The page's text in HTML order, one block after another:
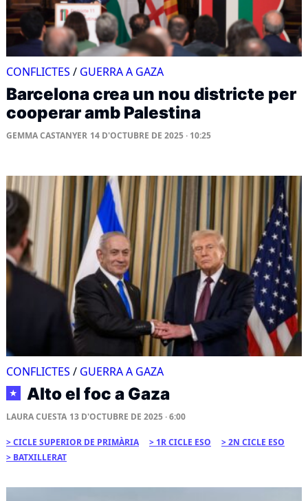
CONFLICTES / GUERRA A GAZA
Barcelona crea un nou districte per
cooperar amb Palestina
GEMMA CASTANYER 14 D'OCTUBRE DE 2025 · 10:25
CONFLICTES / GUERRA A GAZA
★ Alto el foc a Gaza
LAURA CUESTA 13 D'OCTUBRE DE 2025 · 6:00
CICLE SUPERIOR DE PRIMÀRIA 1R CICLE ESO
2N CICLE ESO
BATXILLERAT